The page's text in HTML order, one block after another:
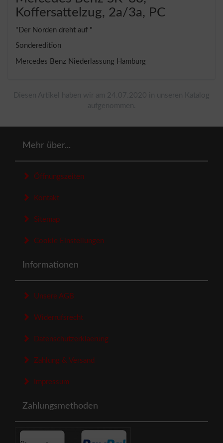
Koffersattelzug, 2a/3a, PC
"Der Norden dreht auf "
Sonderedition
Mercedes Benz Niederlassung Hamburg
Mehr über...
Öffnungszeiten
Kontakt
Sitemap
Cookie Einstellungen
Informationen
Unsere AGB
Widerrufsrecht
Datenschutzerklaerung
Zahlung & Versand
Impressum
Zahlungsmethoden